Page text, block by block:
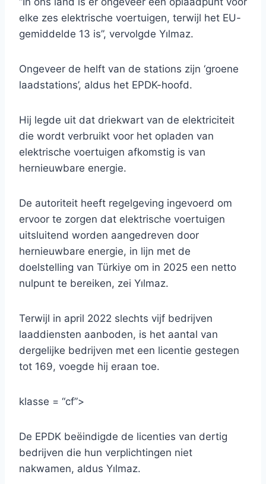
elke zes elektrische voertuigen, terwijl het EU-
gemiddelde 13 is”, vervolgde Yılmaz.
Ongeveer de helft van de stations zijn ‘groene
laadstations’, aldus het EPDK-hoofd.
Hij legde uit dat driekwart van de elektriciteit
die wordt verbruikt voor het opladen van
elektrische voertuigen afkomstig is van
hernieuwbare energie.
De autoriteit heeft regelgeving ingevoerd om
ervoor te zorgen dat elektrische voertuigen
uitsluitend worden aangedreven door
hernieuwbare energie, in lijn met de
doelstelling van Türkiye om in 2025 een netto
nulpunt te bereiken, zei Yılmaz.
Terwijl in april 2022 slechts vijf bedrijven
laaddiensten aanboden, is het aantal van
dergelijke bedrijven met een licentie gestegen
tot 169, voegde hij eraan toe.
klasse = “cf”>
De EPDK beëindigde de licenties van dertig
bedrijven die hun verplichtingen niet
nakwamen, aldus Yılmaz.